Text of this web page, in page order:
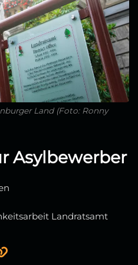
Land (Foto: Ronny
Asylbewerber
Landratsamt